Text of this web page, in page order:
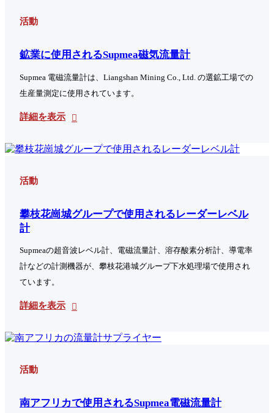
活動
鉱業に使用されるSupmea磁気流量計
Supmea 電磁流量計は、Liangshan Mining Co., Ltd. の選鉱工場での
生産量測定に使用されています。
詳細を表示
活動
攀枝花崗城グループで使用されるレーダーレベル
計
Supmeaの超音波レベル計、電磁流量計、溶存酸素分析計、導電率
計などの計測機器が、攀枝花港城グループ下水処理場で使用され
ています。
詳細を表示
活動
南アフリカで使用されるSupmea電磁流量計